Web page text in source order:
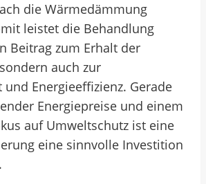
die Wärmedämmung
leistet die Behandlung
Beitrag zum Erhalt der
auch zur
Energieeffizienz. Gerade
Energiepreise und einem
auf Umweltschutz ist eine
eine sinnvolle Investition